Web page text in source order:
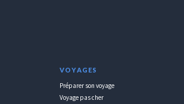
VOYAGES
Préparer son voyage
Voyage pas cher